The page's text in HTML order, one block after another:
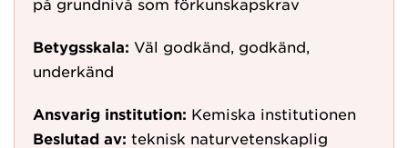
på grundnivå som förkunskapskrav
Betygsskala: Väl godkänd, godkänd,
underkänd
Ansvarig institution: Kemiska institutionen
Beslutad av: teknisk naturvetenskaplig